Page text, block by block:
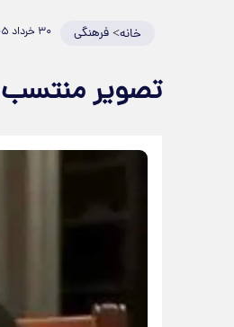
خانه>فرهنگی ۳۰ خرداد ۱۴۰۵
تصویر منتسب